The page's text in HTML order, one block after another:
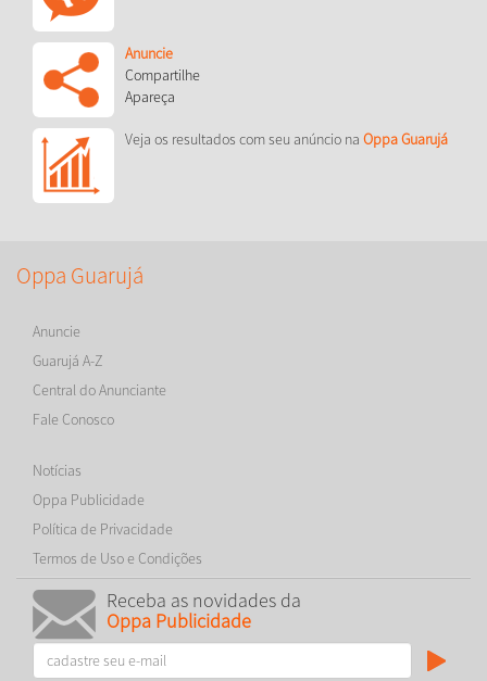
Anuncie
Compartilhe
Apareça
Veja os resultados com seu anúncio na Oppa Guarujá
Oppa Guarujá
Anuncie
Guarujá A-Z
Central do Anunciante
Fale Conosco
Notícias
Oppa Publicidade
Política de Privacidade
Termos de Uso e Condições
Receba as novidades da
Oppa Publicidade